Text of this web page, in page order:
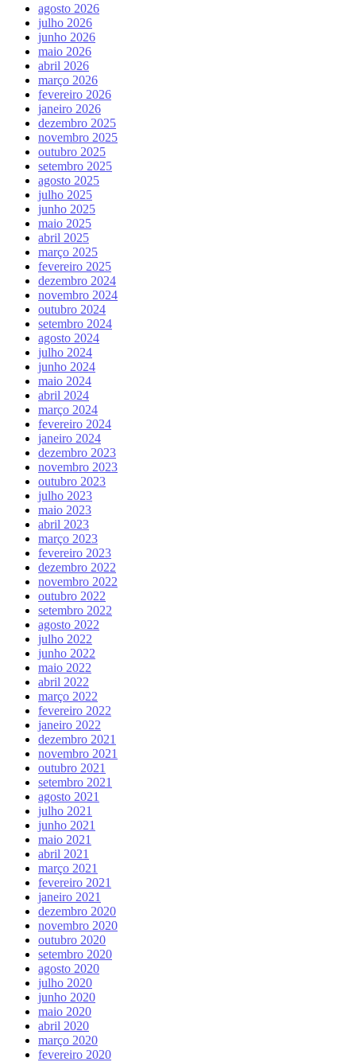
agosto 2026
julho 2026
junho 2026
maio 2026
abril 2026
março 2026
fevereiro 2026
janeiro 2026
dezembro 2025
novembro 2025
outubro 2025
setembro 2025
agosto 2025
julho 2025
junho 2025
maio 2025
abril 2025
março 2025
fevereiro 2025
dezembro 2024
novembro 2024
outubro 2024
setembro 2024
agosto 2024
julho 2024
junho 2024
maio 2024
abril 2024
março 2024
fevereiro 2024
janeiro 2024
dezembro 2023
novembro 2023
outubro 2023
julho 2023
maio 2023
abril 2023
março 2023
fevereiro 2023
dezembro 2022
novembro 2022
outubro 2022
setembro 2022
agosto 2022
julho 2022
junho 2022
maio 2022
abril 2022
março 2022
fevereiro 2022
janeiro 2022
dezembro 2021
novembro 2021
outubro 2021
setembro 2021
agosto 2021
julho 2021
junho 2021
maio 2021
abril 2021
março 2021
fevereiro 2021
janeiro 2021
dezembro 2020
novembro 2020
outubro 2020
setembro 2020
agosto 2020
julho 2020
junho 2020
maio 2020
abril 2020
março 2020
fevereiro 2020